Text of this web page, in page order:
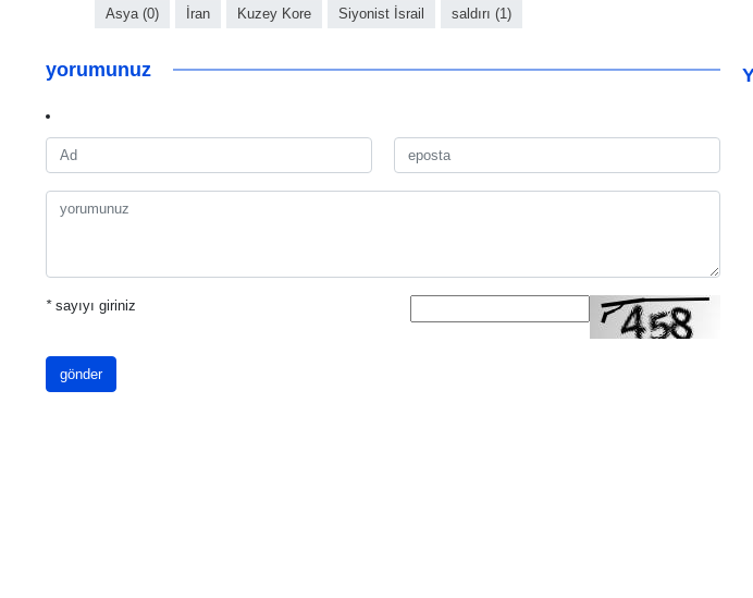
Asya (0) İran Kuzey Kore Siyonist İsrail saldırı (1)
yorumunuz
*sayıyı giriniz
gönder